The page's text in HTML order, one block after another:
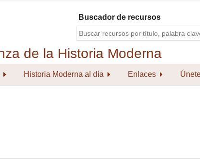
Buscador de recursos
Historia Moderna al día Enlaces